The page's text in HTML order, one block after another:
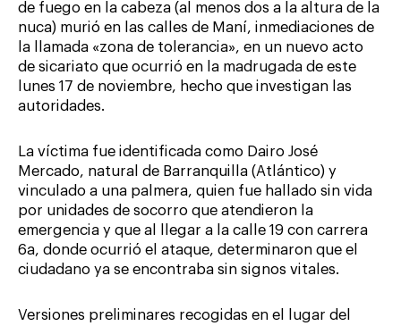
de fuego en la cabeza (al menos dos a la altura de la
nuca) murió en las calles de Maní, inmediaciones de
la llamada «zona de tolerancia», en un nuevo acto
de sicariato que ocurrió en la madrugada de este
lunes 17 de noviembre, hecho que investigan las
autoridades.
La víctima fue identificada como Dairo José
Mercado, natural de Barranquilla (Atlántico) y
vinculado a una palmera, quien fue hallado sin vida
por unidades de socorro que atendieron la
emergencia y que al llegar a la calle 19 con carrera
6a, donde ocurrió el ataque, determinaron que el
ciudadano ya se encontraba sin signos vitales.
Versiones preliminares recogidas en el lugar del